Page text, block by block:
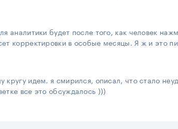
аналитики будет после того, как человек
корректировки в особые месяцы. Я ж и это
кругу идем. я смирился, описал, что стало
все это обсуждалось )))